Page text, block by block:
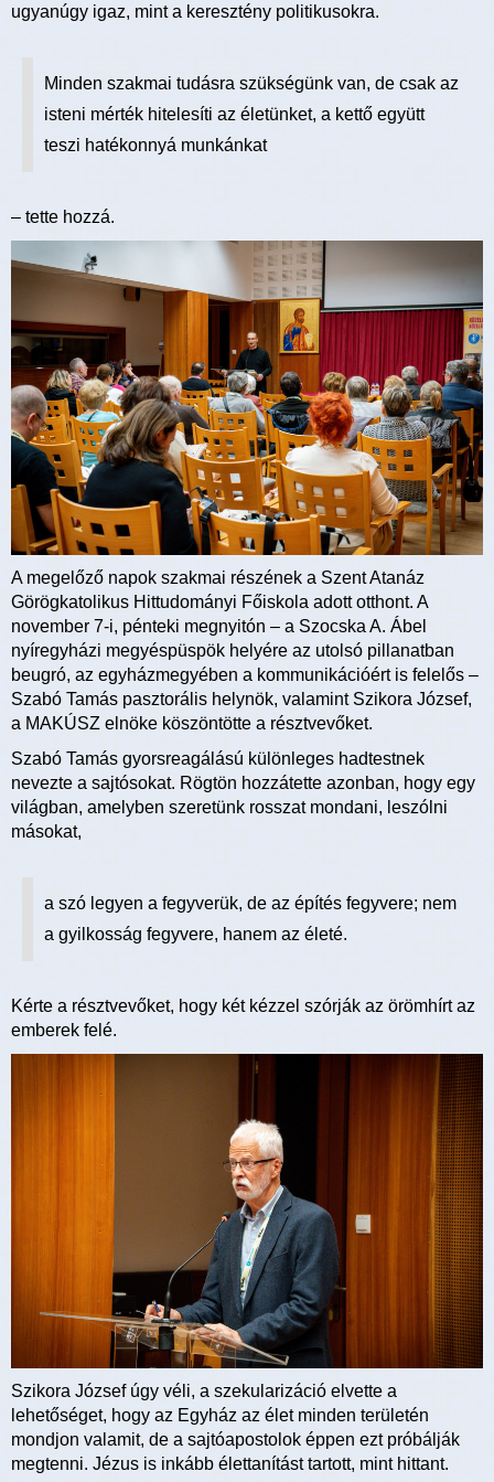
ugyanúgy igaz, mint a keresztény politikusokra.
Minden szakmai tudásra szükségünk van, de csak az
isteni mérték hitelesíti az életünket, a kettő együtt
teszi hatékonnyá munkánkat
– tette hozzá.
A megelőző napok szakmai részének a Szent Atanáz
Görögkatolikus Hittudományi Főiskola adott otthont. A
november 7-i, pénteki megnyitón – a Szocska A. Ábel
nyíregyházi megyéspüspök helyére az utolsó pillanatban
beugró, az egyházmegyében a kommunikációért is felelős –
Szabó Tamás pasztorális helynök, valamint Szikora József,
a MAKÚSZ elnöke köszöntötte a résztvevőket.
Szabó Tamás gyorsreagálású különleges hadtestnek
nevezte a sajtósokat. Rögtön hozzátette azonban, hogy egy
világban, amelyben szeretünk rosszat mondani, leszólni
másokat,
a szó legyen a fegyverük, de az építés fegyvere; nem
a gyilkosság fegyvere, hanem az életé.
Kérte a résztvevőket, hogy két kézzel szórják az örömhírt az
emberek felé.
Szikora József úgy véli, a szekularizáció elvette a
lehetőséget, hogy az Egyház az élet minden területén
mondjon valamit, de a sajtóapostolok éppen ezt próbálják
megtenni. Jézus is inkább élettanítást tartott, mint hittant.